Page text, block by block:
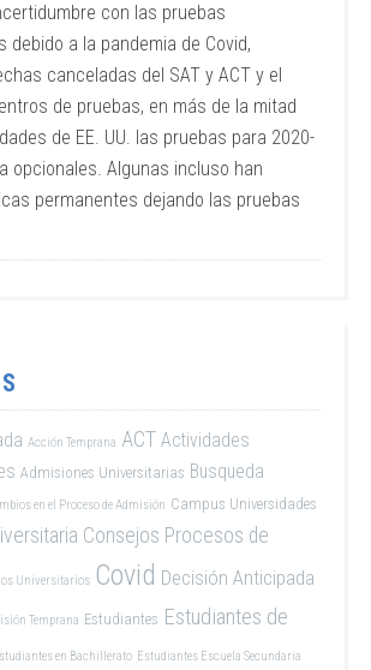
con las pruebas
debido a la pandemia de Covid,
canceladas del SAT y ACT y el
de pruebas, en más de la mitad
de EE. UU. las pruebas para 2020-
opcionales. Algunas incluso han
permanentes dejando las pruebas
Acción Temprana ACT Actividades
Admisiones Universitarias Busqueda
en el Proceso de Admisión Campus Universidades
Consejos Procesos de
Universitarios Covid Decisión Anticipada
Temprana Estudiantes Estudiantes de
en Bachillerato Estudiantes Escuela Secundaria